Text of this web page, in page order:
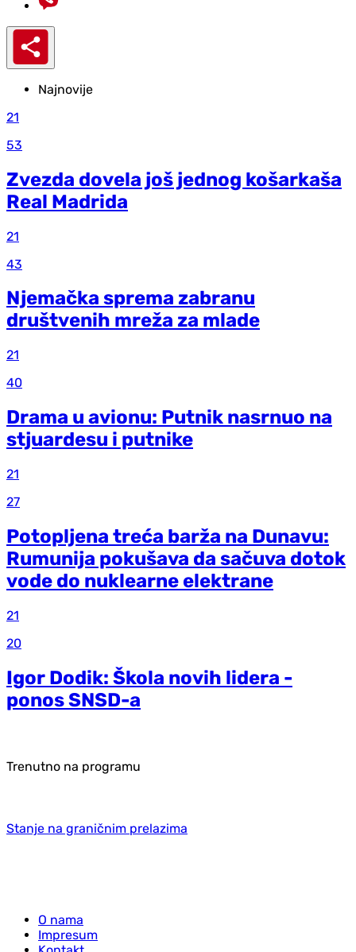
Najnovije
21
53
Zvezda dovela još jednog košarkaša
Real Madrida
21
43
Njemačka sprema zabranu
društvenih mreža za mlade
21
40
Drama u avionu: Putnik nasrnuo na
stjuardesu i putnike
21
27
Potopljena treća barža na Dunavu:
Rumunija pokušava da sačuva dotok
vode do nuklearne elektrane
21
20
Igor Dodik: Škola novih lidera -
ponos SNSD-a
Trenutno na programu
Stanje na graničnim prelazima
O nama
Impresum